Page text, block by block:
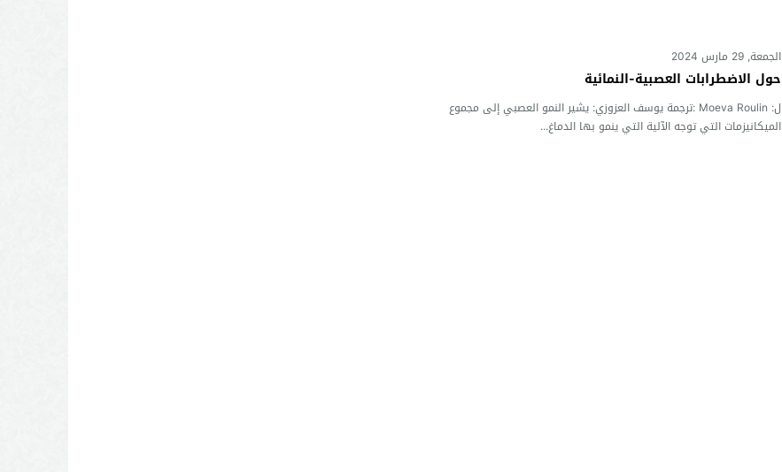
الجمعة, 29 مارس 2024
حول الاضطرابات العصبية-النمائية
ل: Moeva Roulin :ترجمة يوسف العزوزي: يشير النمو العصبي إلى مجموع
الميكانيزمات التي توجه الآلية التي ينمو بها الدماغ...